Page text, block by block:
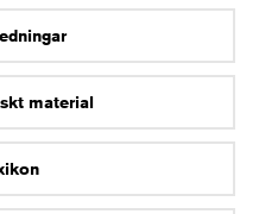
material